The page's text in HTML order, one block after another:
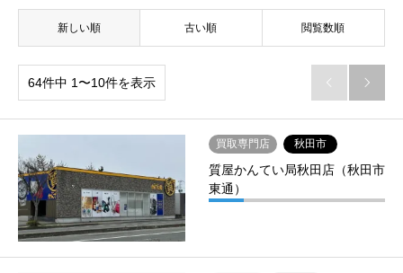
新しい順 古い順 閲覧数順
64件中 1〜10件を表示  
買取専門店 秋田市
質屋かんてい局秋田店（秋田市
東通）